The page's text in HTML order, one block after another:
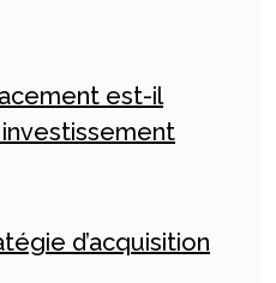
est-il
d’acquisition